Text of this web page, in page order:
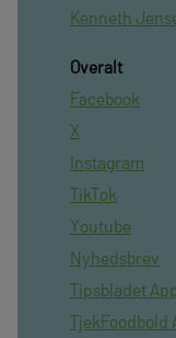
Kenneth
Overalt
Facebook
X
Instagram
TikTok
Youtube
Nyhedsbrev
Tipsbladet
TjekFoodbold